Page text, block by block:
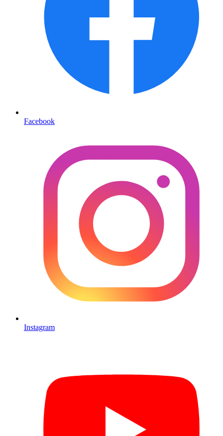
Facebook
Instagram